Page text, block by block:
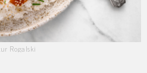
Rogalski